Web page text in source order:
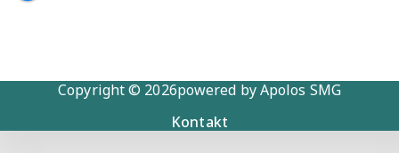
Copyright © 2026powered by Apolos SMG
Kontakt